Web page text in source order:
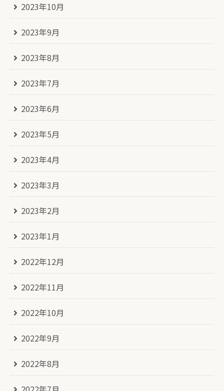
2023年10月
2023年9月
2023年8月
2023年7月
2023年6月
2023年5月
2023年4月
2023年3月
2023年2月
2023年1月
2022年12月
2022年11月
2022年10月
2022年9月
2022年8月